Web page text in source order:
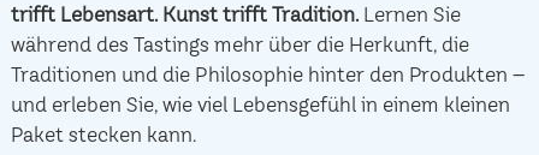
trifft Lebensart. Kunst trifft Tradition.Lernen Sie
während des Tastings mehr über die Herkunft, die
Traditionen und die Philosophie hinter den Produkten –
und erleben Sie, wie viel Lebensgefühl in einem kleinen
Paket stecken kann.